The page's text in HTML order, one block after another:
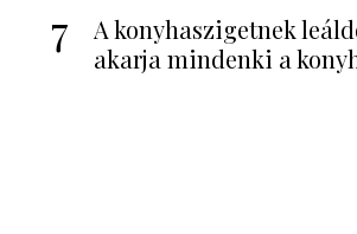
7
A konyhaszigetnek
akarja mindenki a